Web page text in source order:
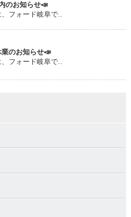
のお知らせ📣
フォード岐阜で…
のお知らせ📣
フォード岐阜で…